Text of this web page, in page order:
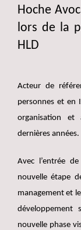
Hoche
lors de la
HLD
Acteur de
personnes et en
organisation et
dernières années.
Avec l’entrée
nouvelle étape
management et
développement
nouvelle phase